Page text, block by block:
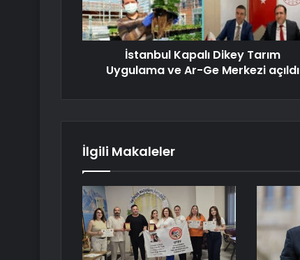
İstanbul Kapalı Dikey Tarım
Uygulama ve Ar-Ge Merkezi açıldı
İlgili Makaleler